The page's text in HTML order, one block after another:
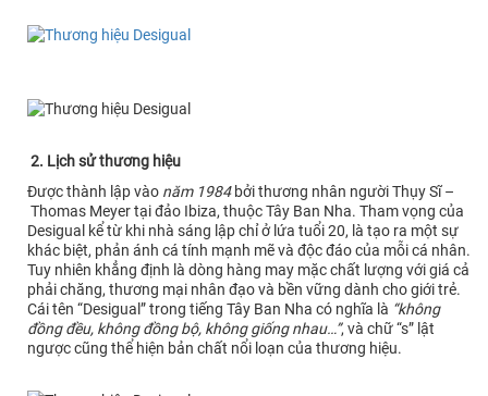
2. Lịch sử thương hiệu
Được thành lập vào năm 1984bởi thương nhân người Thụy Sĩ –
Thomas Meyer tại đảo Ibiza, thuộc Tây Ban Nha. Tham vọng của
Desigual kể từ khi nhà sáng lập chỉ ở lứa tuổi 20, là tạo ra một sự
khác biệt, phản ánh cá tính mạnh mẽ và độc đáo của mỗi cá nhân.
Tuy nhiên khẳng định là dòng hàng may mặc chất lượng với giá cả
phải chăng, thương mại nhân đạo và bền vững dành cho giới trẻ.
Cái tên “Desigual” trong tiếng Tây Ban Nha có nghĩa là “không
đồng đều, không đồng bộ, không giống nhau…”, và chữ “s” lật
ngược cũng thể hiện bản chất nổi loạn của thương hiệu.